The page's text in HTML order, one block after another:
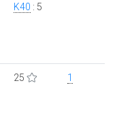
K40 : 5
25 1